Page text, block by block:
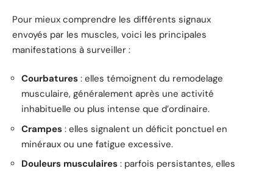
Pour mieux comprendre les différents signaux
envoyés par les muscles, voici les principales
manifestations à surveiller :
Courbatures : elles témoignent du remodelage
musculaire, généralement après une activité
inhabituelle ou plus intense que d’ordinaire.
Crampes : elles signalent un déficit ponctuel en
minéraux ou une fatigue excessive.
Douleurs musculaires : parfois persistantes, elles